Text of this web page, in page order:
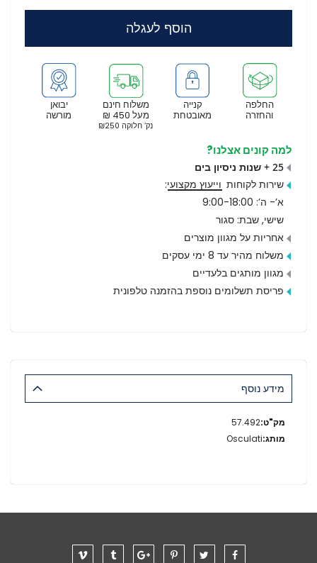
הוסף לעגלה
יבואן
מורשה
משלוח חינם
מעל 450 ₪
נק’ חלוקה ₪250
קנייה
מאובטחת
החלפה
והחזרה
למה קונים אצלנו?
25 + שנות ניסיון בים
שירות לקוחות וייעוץ מקצועי:
א’- ה’: 9:00-18:00
שישי, שבת: סגור
אחריות על מגוון מוצרים
משלוח מהיר עד 8 ימי עסקים
מגוון מותגים בלעדיים
פריסת תשלומים נוספת בהזמנה טלפונית
מידע נוסף
מידע
נוסף
57.492
Osculati